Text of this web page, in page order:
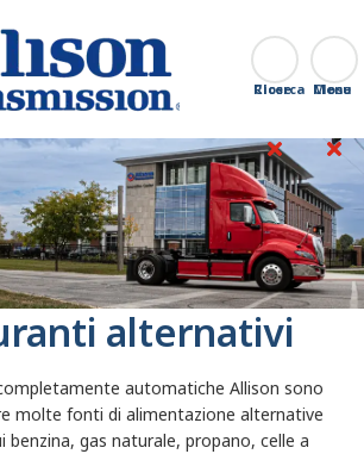
Ricerca
Close
alternativi
automatiche Allison sono
molte fonti di alimentazione alternative
benzina, gas naturale, propano, celle a